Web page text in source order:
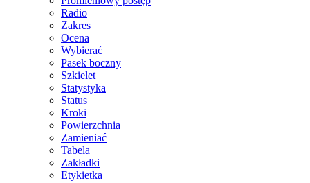
Radio
Zakres
Ocena
Wybierać
Pasek boczny
Szkielet
Statystyka
Status
Kroki
Powierzchnia
Zamieniać
Tabela
Zakładki
Etykietka